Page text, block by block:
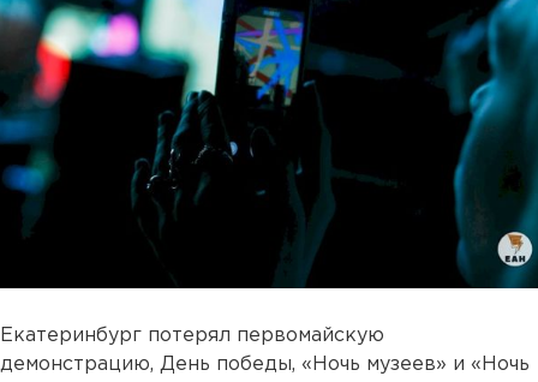
Екатеринбург потерял первомайскую
демонстрацию, День победы, «Ночь музеев» и «Ночь